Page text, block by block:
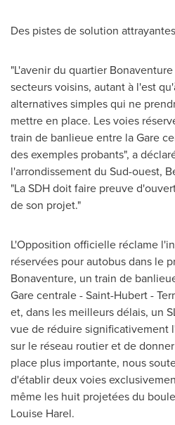
Des pistes de solution attrayantes
"L'avenir du quartier
secteurs voisins, autant à l'est
alternatives simples qui ne
mettre en place. Les voies
train de banlieue entre la Gare
des exemples probants", a
l'arrondissement du Sud-ouest,
"La SDH doit faire preuve
de son projet."
L'Opposition officielle réclame
réservées pour autobus dans le
Bonaventure, un train de
Gare centrale - Saint-Hubert -
et, dans les meilleurs délais, un
vue de réduire significativement
sur le réseau routier et de
place plus importante, nous
d'établir deux voies
même les huit projetées du
Louise Harel.